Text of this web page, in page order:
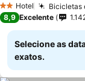
2 Estrelas
Hotel Bicicletas
8,9 Excelente
Selecione as
exatos.